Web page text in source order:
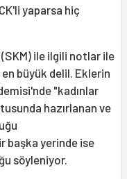
yaparsa hiç
ile ilgili notlar ile
büyük delil. Eklerin
"kadınlar
hazırlanan ve
başka yerinde ise
söyleniyor.